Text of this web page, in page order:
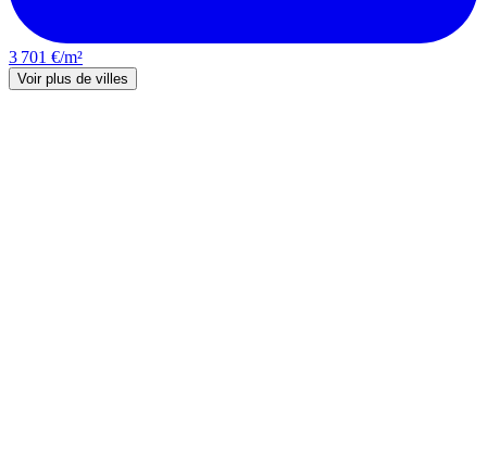
3 701 €/m²
Voir plus de villes